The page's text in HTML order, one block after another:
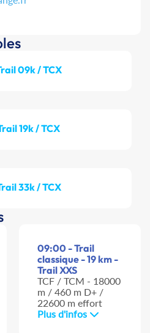
09k / TCX
19k / TCX
33k / TCX
09:00 - Trail
classique - 19 km -
Trail XXS
TCF / TCM - 18000
m / 460 m D+ /
22600 m effort
Plus d'infos